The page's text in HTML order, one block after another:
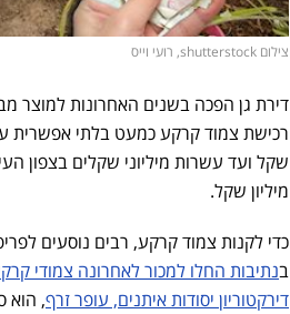
צילום shutterstock, רועי וייס
דירת גן הפכה בשנים האחרונות למוצר
מיליון שקל.
כדי לקנות צמוד קרקע, רבים נוסעים
בנתיבות החלו למכור לאחרונה צמודי קרקע
דירקטוריון יסודות איתנים, עופר זרף, הוא